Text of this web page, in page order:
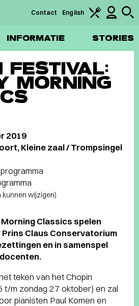
INFORMATIE STORIES
Contact English
FESTIVAL:
MORNING
2019
Kleine zaal / Trompsingel
kunnen wijzigen)
Morning Classics spelen
Claus Conservatorium
en in samenspel
teken van het Chopin
t/m zondag 27 oktober) en zal
pianisten Paul Komen en